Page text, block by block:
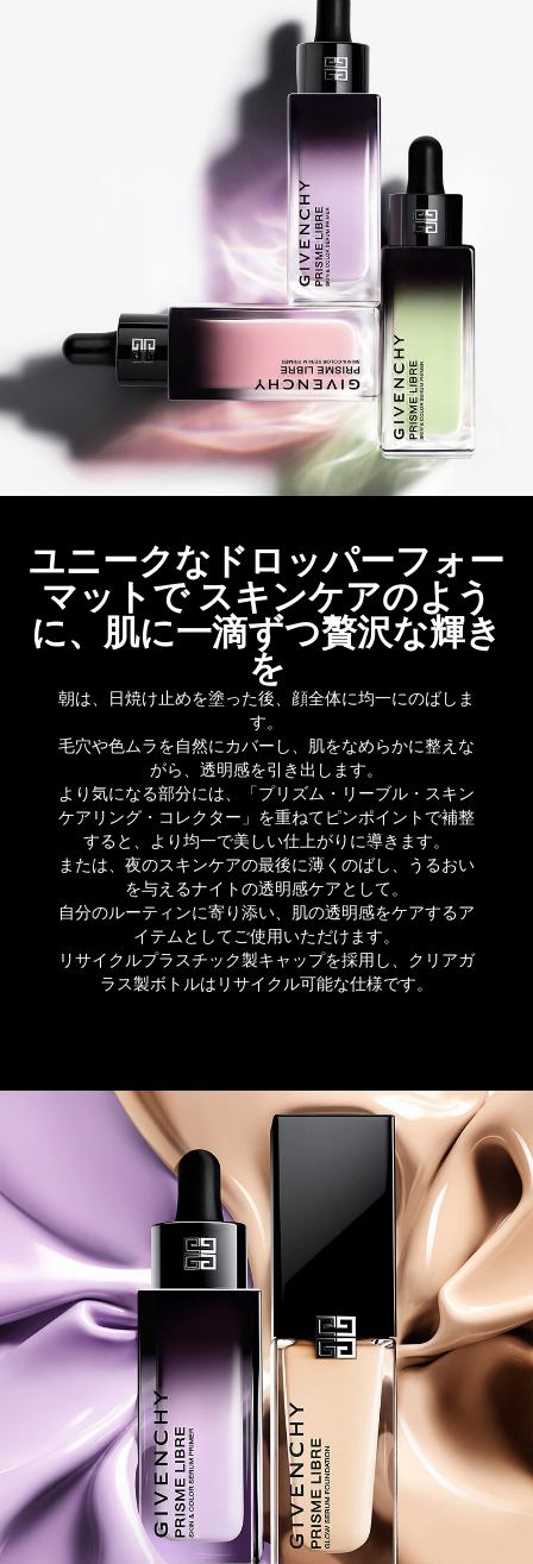
ユニークなドロッパーフォー
マットで​ スキンケアのよう
に、肌に一滴ずつ贅沢な輝き
を
朝は、日焼け止めを塗った後、顔全体に均一にのばしま
す。​
毛穴や色ムラを自然にカバーし、肌をなめらかに整えな
がら、透明感を引き出します。​
より気になる部分には、「プリズム・リーブル・スキン
ケアリング・コレクター」を重ねてピンポイントで補整
すると、より均一で美しい仕上がりに導きます。​
または、夜のスキンケアの最後に薄くのばし、うるおい
を与えるナイトの透明感ケアとして。​
自分のルーティンに寄り添い、肌の透明感をケアするア
イテムとしてご使用いただけます。​
リサイクルプラスチック製キャップを採用し、クリアガ
ラス製ボトルはリサイクル可能な仕様です。